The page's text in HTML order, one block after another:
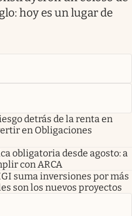
hoy es un lugar de
detrás de la renta en
en Obligaciones
obligatoria desde agosto: a
con ARCA
suma inversiones por más
son los nuevos proyectos